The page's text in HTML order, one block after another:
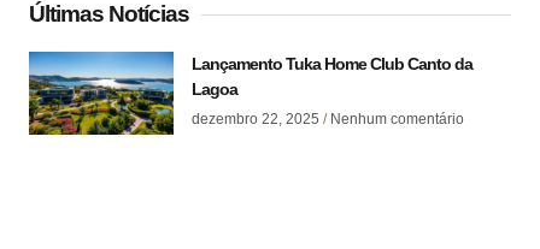
Últimas Notícias
Lançamento Tuka Home Club Canto da
Lagoa
dezembro 22, 2025 Nenhum comentário